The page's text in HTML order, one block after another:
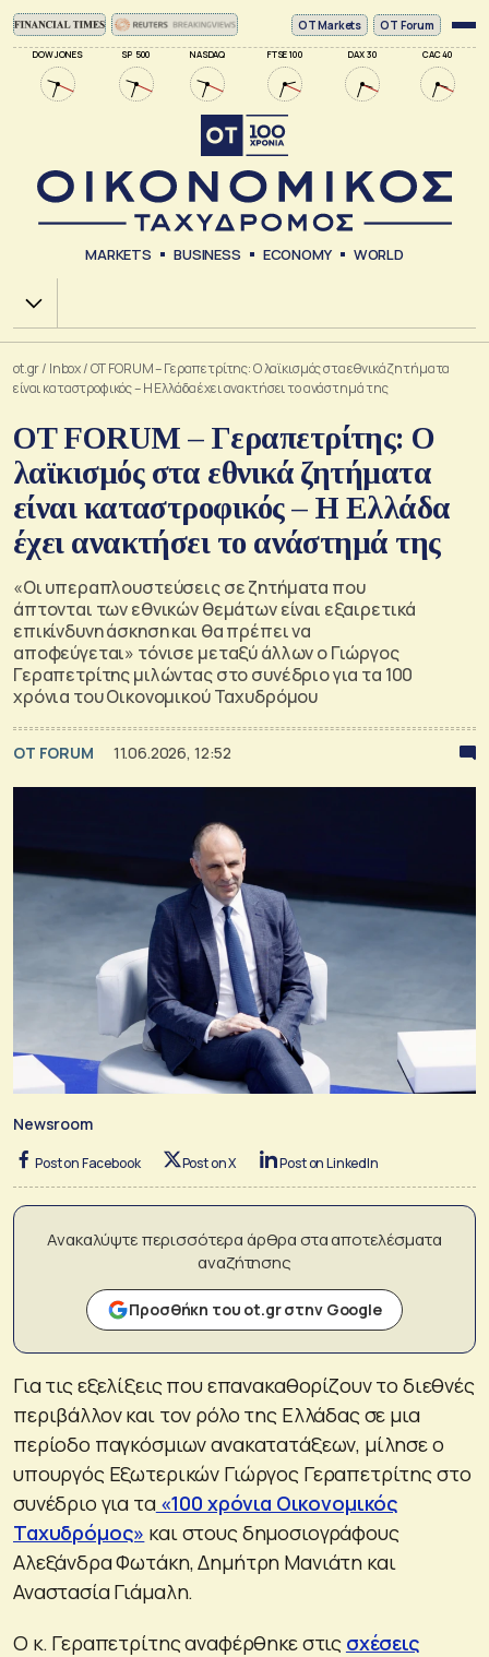
DOW JONES SP 500 NASDAQ FTSE 100 DAX 30 CAC 40
ΟΤ Markets OT Forum
MARKETS BUSINESS ECONOMY WORLD
Χ.Α.
ot.gr/ Inbox/OT FORUM – Γεραπετρίτης: Ο λαϊκισμός στα εθνικά ζητήματα
είναι καταστροφικός – Η Ελλάδα έχει ανακτήσει το ανάστημά της
OT FORUM – Γεραπετρίτης: Ο
λαϊκισμός στα εθνικά ζητήματα
είναι καταστροφικός – Η Ελλάδα
έχει ανακτήσει το ανάστημά της
«Οι υπεραπλουστεύσεις σε ζητήματα που
άπτονται των εθνικών θεμάτων είναι εξαιρετικά
επικίνδυνη άσκηση και θα πρέπει να
αποφεύγεται» τόνισε μεταξύ άλλων ο Γιώργος
Γεραπετρίτης μιλώντας στο συνέδριο για τα 100
χρόνια του Οικονομικού Ταχυδρόμου
OT FORUM 11.06.2026, 12:52
Newsroom
Post on Facebook Post on X Post on LinkedIn
Ανακαλύψτε περισσότερα άρθρα στα αποτελέσματα
αναζήτησης
Προσθήκη του ot.gr στην Google
Για τις εξελίξεις που επανακαθορίζουν το διεθνές
περιβάλλον και τον ρόλο της Ελλάδας σε μια
περίοδο παγκόσμιων ανακατατάξεων, μίλησε ο
υπουργός Εξωτερικών Γιώργος Γεραπετρίτης στο
συνέδριο για τα«100 χρόνια Οικονομικός
Ταχυδρόμος» και στους δημοσιογράφους
Αλεξάνδρα Φωτάκη, Δημήτρη Μανιάτη και
Αναστασία Γιάμαλη.
Ο κ. Γεραπετρίτης αναφέρθηκε στις σχέσεις